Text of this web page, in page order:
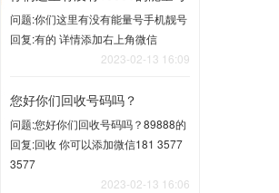
问题:你们这里有没有能量号手机靓号
回复:有的 详情添加右上角微信
2023-02-13 16:09
您好你们回收号码吗？
问题:您好你们回收号码吗？89888的
回复:回收 你可以添加微信181 3577
3577
2023-02-13 16:06